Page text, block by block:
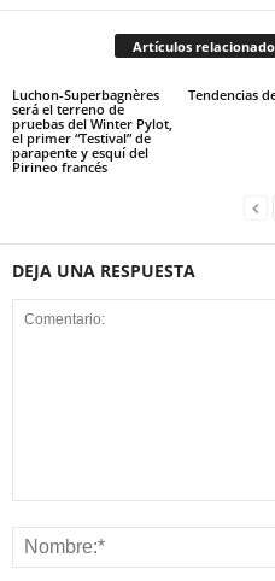
Artículos
Luchon-Superbagnères
será el terreno de
pruebas del Winter Pylot,
el primer “Testival” de
parapente y esquí del
Pirineo francés
Tendencias
DEJA UNA RESPUESTA